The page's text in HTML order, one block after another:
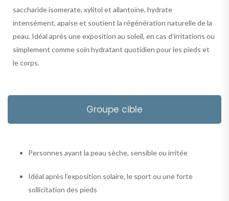
saccharide isomerate, xylitol et allantoïne, hydrate
intensément, apaise et soutient la régénération naturelle de la
peau. Idéal après une exposition au soleil, en cas d’irritations ou
simplement comme soin hydratant quotidien pour les pieds et
le corps.
Groupe cible
Personnes ayant la peau sèche, sensible ou irritée
Idéal après l’exposition solaire, le sport ou une forte
sollicitation des pieds